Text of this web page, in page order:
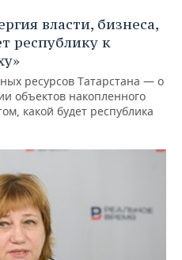
власти, бизнеса,
республику к
ресурсов Татарстана — о
объектов накопленного
какой будет республика